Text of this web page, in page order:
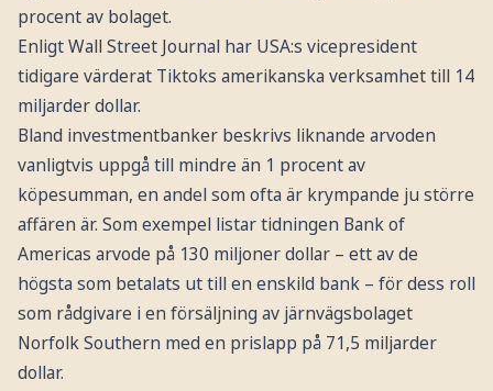
procent av bolaget.
Enligt Wall Street Journal har USA:s vicepresident
tidigare värderat Tiktoks amerikanska verksamhet till 14
miljarder dollar.
Bland investmentbanker beskrivs liknande arvoden
vanligtvis uppgå till mindre än 1 procent av
köpesumman, en andel som ofta är krympande ju större
affären är. Som exempel listar tidningen Bank of
Americas arvode på 130 miljoner dollar – ett av de
högsta som betalats ut till en enskild bank – för dess roll
som rådgivare i en försäljning av järnvägsbolaget
Norfolk Southern med en prislapp på 71,5 miljarder
dollar.